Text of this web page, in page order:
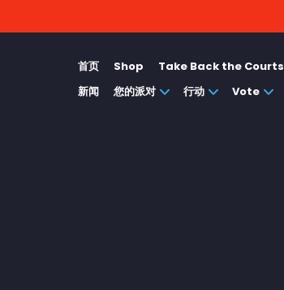
首页 Shop Take Back the Courts
新闻
您的派对 行动 Vote